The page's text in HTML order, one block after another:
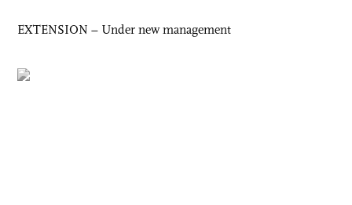
EXTENSION – Under new management